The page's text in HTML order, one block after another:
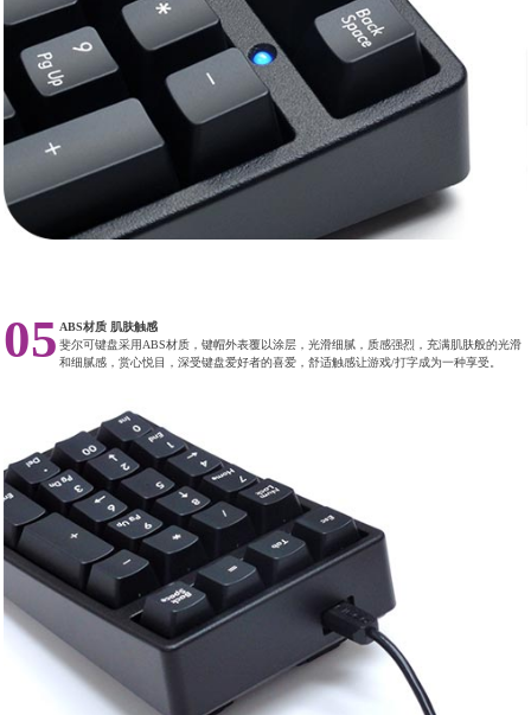
05 ABS材质 肌肤触感
斐尔可键盘采用ABS材质，键帽外表覆以涂层，光滑细腻，质感强烈，充满肌肤般的光滑
和细腻感，赏心悦目，深受键盘爱好者的喜爱，舒适触感让游戏/打字成为一种享受。